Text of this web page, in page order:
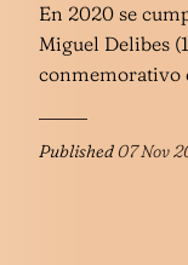
En 2020 se
Miguel Delibes
conmemorativo
Published07 Nov